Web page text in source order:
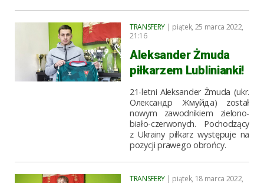
TRANSFERY | piątek, 25 marca 2022,
21:16
Aleksander Żmuda
piłkarzem Lublinianki!
21-letni Aleksander Żmuda (ukr.
Олександр Жмуйда) został
nowym zawodnikiem zielono-
biało-czerwonych. Pochodzący
z Ukrainy piłkarz występuje na
pozycji prawego obrońcy.
TRANSFERY | piątek, 18 marca 2022,